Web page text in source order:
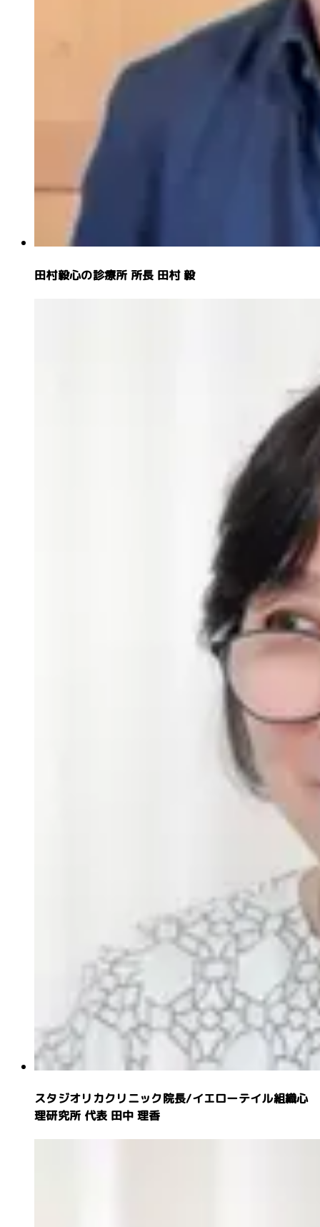
田村毅心の診療所 所長 田村 毅
スタジオリカクリニック院長/イエローテイル組織心
理研究所 代表 田中 理香